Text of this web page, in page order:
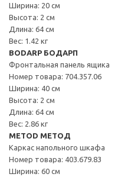
Ширина: 20 см
Высота: 2 см
Длина: 64 см
Вес: 1.42 кг
BODARP БОДАРП
Фронтальная панель ящика
Номер товара: 704.357.06
Ширина: 40 см
Высота: 2 см
Длина: 64 см
Вес: 2.86 кг
METOD МЕТОД
Каркас напольного шкафа
Номер товара: 403.679.83
Ширина: 60 см